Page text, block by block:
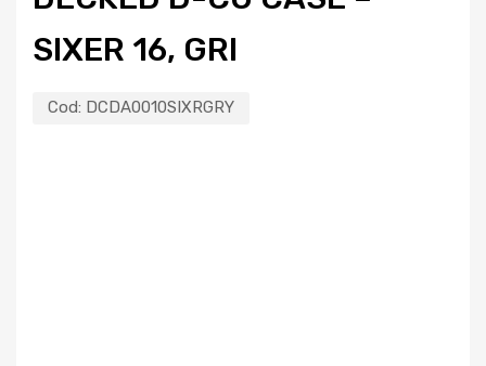
SIXER 16, GRI
Cod: DCDA0010SIXRGRY